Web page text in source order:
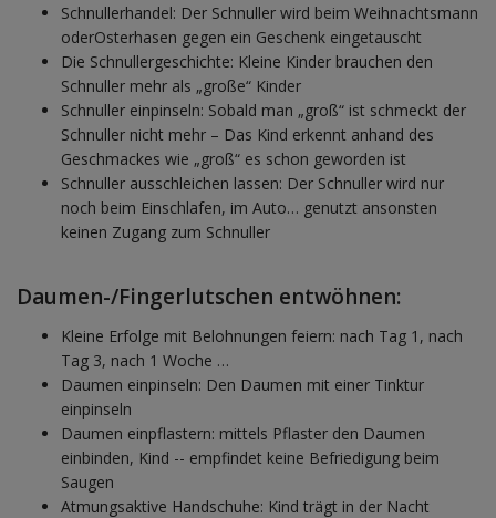
Schnullerhandel: Der Schnuller wird beim Weihnachtsmann
oderOsterhasen gegen ein Geschenk eingetauscht
Die Schnullergeschichte: Kleine Kinder brauchen den
Schnuller mehr als „große“ Kinder
Schnuller einpinseln: Sobald man „groß“ ist schmeckt der
Schnuller nicht mehr – Das Kind erkennt anhand des
Geschmackes wie „groß“ es schon geworden ist
Schnuller ausschleichen lassen: Der Schnuller wird nur
noch beim Einschlafen, im Auto… genutzt ansonsten
keinen Zugang zum Schnuller
Daumen-/Fingerlutschen entwöhnen:
Kleine Erfolge mit Belohnungen feiern: nach Tag 1, nach
Tag 3, nach 1 Woche …
Daumen einpinseln: Den Daumen mit einer Tinktur
einpinseln
Daumen einpflastern: mittels Pflaster den Daumen
einbinden, Kind -- empfindet keine Befriedigung beim
Saugen
Atmungsaktive Handschuhe: Kind trägt in der Nacht